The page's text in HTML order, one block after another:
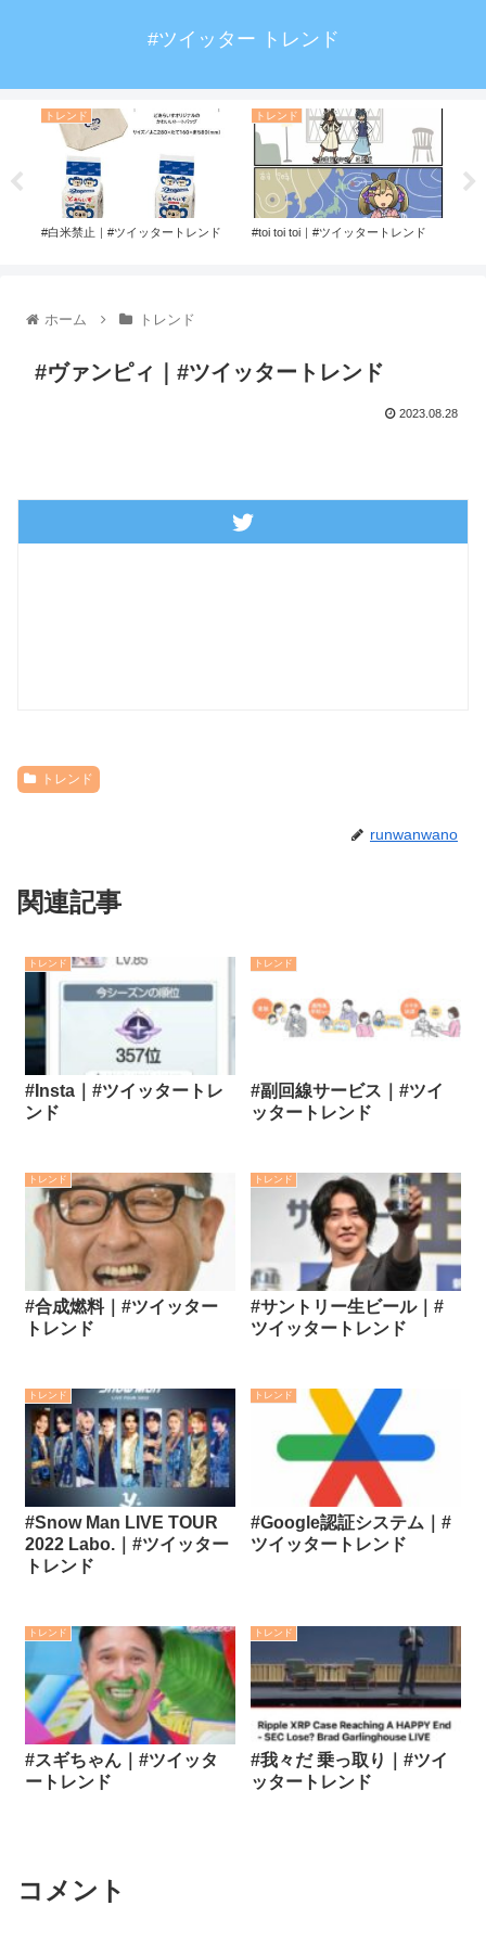
#ツイッター トレンド
トレンド
#白米禁止｜#ツイッタートレンド
トレンド
#toi toi toi｜#ツイッタートレンド
ホーム トレンド
#ヴァンピィ｜#ツイッタートレンド
2023.08.28
トレンド
runwanwano
関連記事
トレンド
#Insta｜#ツイッタートレ
ンド
トレンド
#副回線サービス｜#ツイ
ッタートレンド
トレンド
#合成燃料｜#ツイッター
トレンド
トレンド
#サントリー生ビール｜#
ツイッタートレンド
トレンド
#Snow Man LIVE TOUR
2022 Labo.｜#ツイッター
トレンド
トレンド
#Google認証システム｜#
ツイッタートレンド
トレンド
#スギちゃん｜#ツイッタ
ートレンド
トレンド
#我々だ 乗っ取り｜#ツイ
ッタートレンド
コメント